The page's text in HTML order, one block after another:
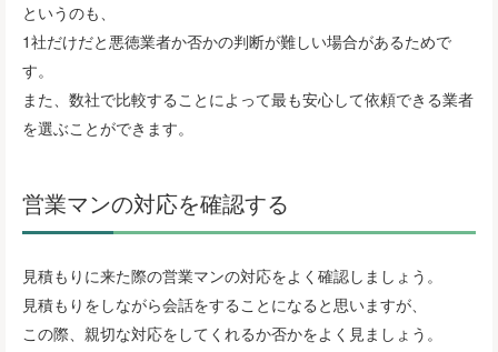
というのも、
1社だけだと悪徳業者か否かの判断が難しい場合があるためで
す。
また、数社で比較することによって最も安心して依頼できる業者
を選ぶことができます。
営業マンの対応を確認する
見積もりに来た際の営業マンの対応をよく確認しましょう。
見積もりをしながら会話をすることになると思いますが、
この際、親切な対応をしてくれるか否かをよく見ましょう。